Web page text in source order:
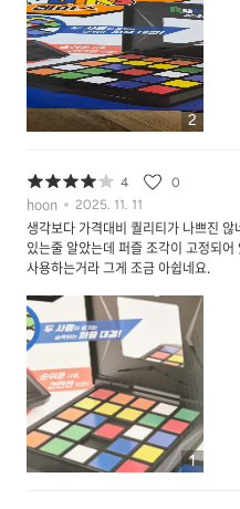
2
4 0
hoon 2025. 11. 11
생각보다 가격대비 퀄리티가 나쁘진
있는줄 알았는데 퍼즐 조각이 고정되
사용하는거라 그게 조금 아쉽네요.
1